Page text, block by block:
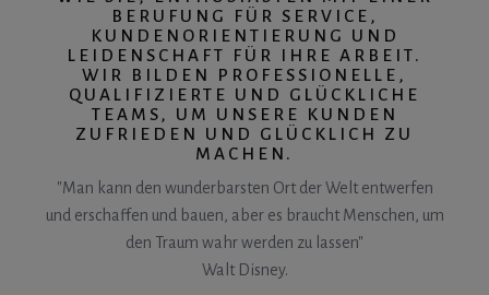
BERUFUNG FÜR SERVICE,
KUNDENORIENTIERUNG UND
LEIDENSCHAFT FÜR IHRE ARBEIT.
WIR BILDEN PROFESSIONELLE,
QUALIFIZIERTE UND GLÜCKLICHE
TEAMS, UM UNSERE KUNDEN
ZUFRIEDEN UND GLÜCKLICH ZU
MACHEN.
"Man kann den wunderbarsten Ort der Welt entwerfen
und erschaffen und bauen, aber es braucht Menschen, um
den Traum wahr werden zu lassen"
Walt Disney.